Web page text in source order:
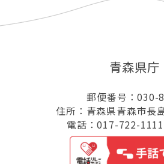
青森県庁
郵便番号：030-
住所：青森県青森市長
電話：017-722-